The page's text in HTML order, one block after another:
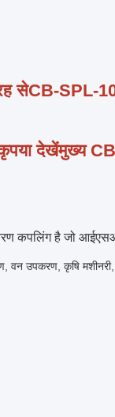
सेCB-SPL-
देखेंमुख्य
कपलिंग है जो
वन उपकरण, कृषि